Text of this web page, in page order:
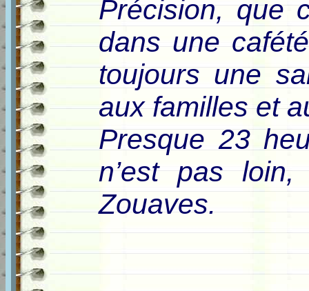
Précision, que
dans une
toujours une
aux familles et
Presque 23
n’est pas
Zouaves.